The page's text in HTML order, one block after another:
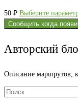
50 ₽ Выберите
Сообщить когда
Авторский
Описание маршрутов,
Поиск: